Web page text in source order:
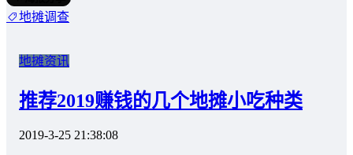
地摊调查
地摊资讯
推荐2019赚钱的几个地摊小吃种类
2019-3-25 21:38:08